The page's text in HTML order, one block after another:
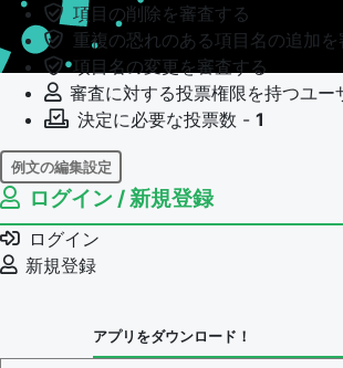
項目の削除を審査する
重複の恐れのある項目名の追加を
項目名の変更を審査する
審査に対する投票権限を持つユー
決定に必要な投票数 - 1
例文の編集設定
例文の編集権限を持つユーザー -
例文の編集を審査する
例文の削除を審査する
審査に対する投票権限を持つユー
ログイン / 新規登録
ログイン
新規登録
アプリをダウンロード！